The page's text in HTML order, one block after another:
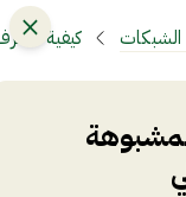
كيفية